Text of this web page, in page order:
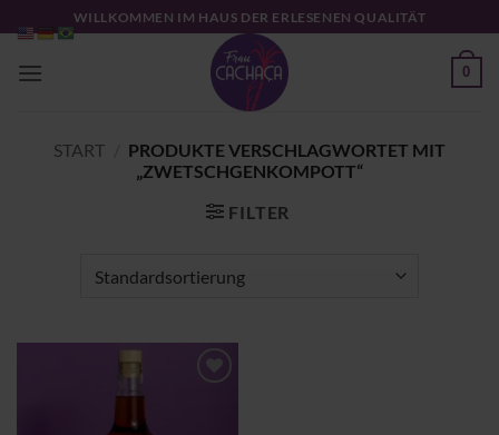
Inhalt
springen
WILLKOMMEN IM HAUS DER ERLESENEN QUALITÄT
0
START
PRODUKTE VERSCHLAGWORTET MIT
„ZWETSCHGENKOMPOTT“
FILTER